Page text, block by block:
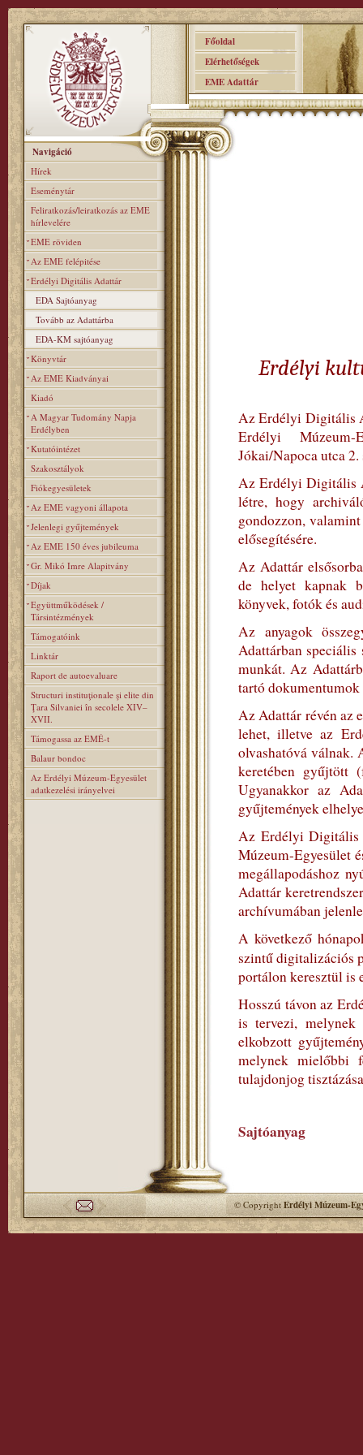
Főoldal
Elérhetőségek
EME Adattár
Navigáció
Hírek
Eseménytár
Feliratkozás/leiratkozás az EME
hírlevelére
EME röviden
Az EME felépitése
Erdélyi Digitális Adattár
EDA Sajtóanyag
Tovább az Adattárba
EDA-KM sajtóanyag
Könyvtár
Az EME Kiadványai
Kiadó
A Magyar Tudomány Napja
Erdélyben
Kutatóintézet
Szakosztályok
Fiókegyesületek
Az EME vagyoni állapota
Jelenlegi gyűjtemények
Az EME 150 éves jubileuma
Gr. Mikó Imre Alapitvány
Díjak
Együttműködések /
Társintézmények
Támogatóink
Linktár
Raport de autoevaluare
Structuri instituţionale şi elite din
Ţara Silvaniei în secolele XIV–
XVII.
Támogassa az EMÉ-t
Balaur bondoc
Az Erdélyi Múzeum-Egyesület
adatkezelési irányelvei
Erdélyi
Az Erdélyi Digitális
Erdélyi
Jókai/Napoca utca 2.
Az Erdélyi Digitális
létre, hogy
gondozzon,
elősegítésére.
Az Adattár
de helyet kapnak
könyvek, fotók és
Az anyagok
Adattárban
munkát. Az
tartó
Az Adattár révén az
lehet, illetve az
olvashatóvá válnak.
keretében gyűjtött
Ugyanakkor az
gyűjtemények
Az Erdélyi Digitális
Múzeum-Egyesület
megállapodáshoz
Adattár
archívumában
A következő
szintű digitalizációs
portálon keresztül is
Hosszú távon az
is tervezi, melynek
elkobzott
melynek mielőbbi
tulajdonjog
Sajtóanyag
© CopyrightErdélyi Múzeum-